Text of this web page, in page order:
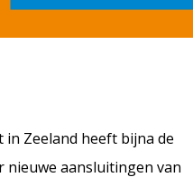
Zeeland heeft bijna de
nieuwe aansluitingen van